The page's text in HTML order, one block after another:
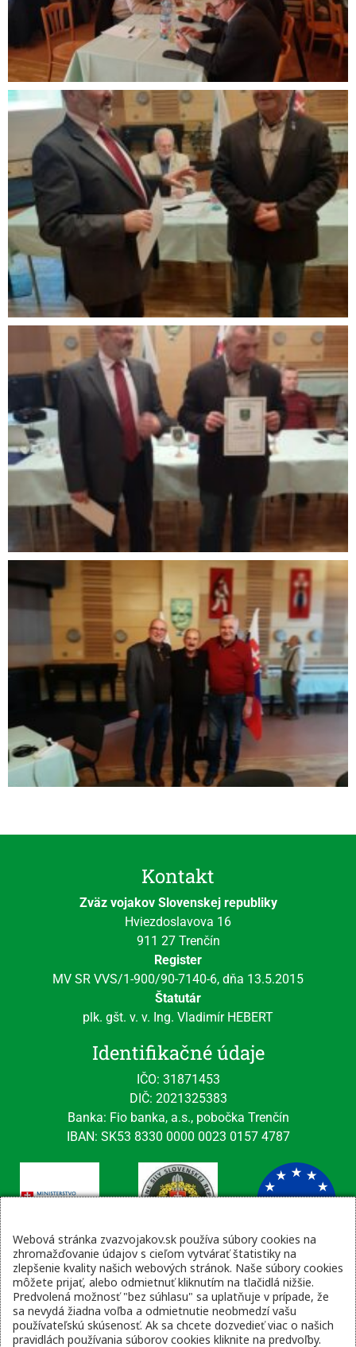
Kontakt
Zväz vojakov Slovenskej republiky
Hviezdoslavova 16
911 27 Trenčín
Register
MV SR VVS/1-900/90-7140-6, dňa 13.5.2015
Štatutár
plk. gšt. v. v. Ing. Vladimír HEBERT
Identifikačné údaje
IČO: 31871453
DIČ: 2021325383
Banka: Fio banka, a.s., pobočka Trenčín
IBAN: SK53 8330 0000 0023 0157 4787
Kontaktné údaje
email: tajomnik@zvsr.sk
telefón: 0908535335
vojenská linka: 0960 333 818
Webová stránka zvazvojakov.sk používa súbory cookies na
zhromažďovanie údajov s cieľom vytvárať štatistiky na
zlepšenie kvality našich webových stránok. Naše súbory cookies
môžete prijať, alebo odmietnuť kliknutím na tlačidlá nižšie.
Predvolená možnosť "bez súhlasu" sa uplatňuje v prípade, že
sa nevydá žiadna voľba a odmietnutie neobmedzí vašu
používateľskú skúsenosť. Ak sa chcete dozvedieť viac o našich
pravidlách používania súborov cookies kliknite na predvoľby.